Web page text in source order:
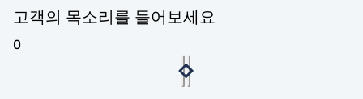
고객의 목소리를 들어보세요
0